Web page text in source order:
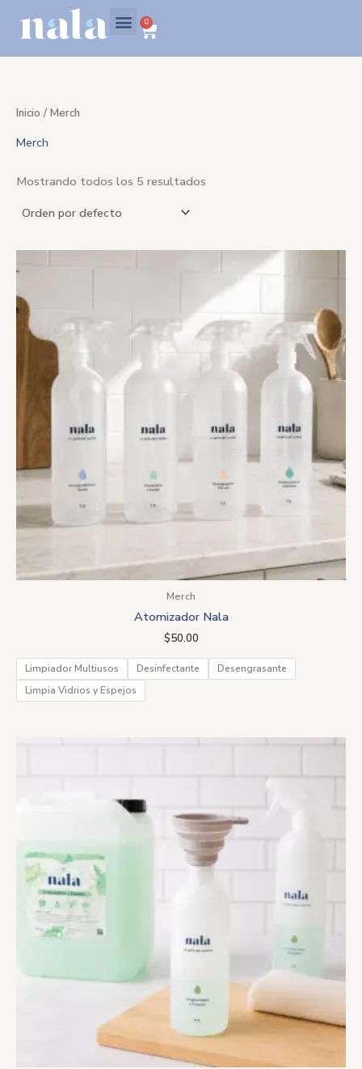
0
Carrito
a
t
g
r
í
Inicio / Merch
Merch
Mostrando todos los 5 resultados
Merch
Atomizador Nala
$50.00
Limpiador Multiusos Desinfectante
Desengrasante
Limpia Vidrios y Espejos